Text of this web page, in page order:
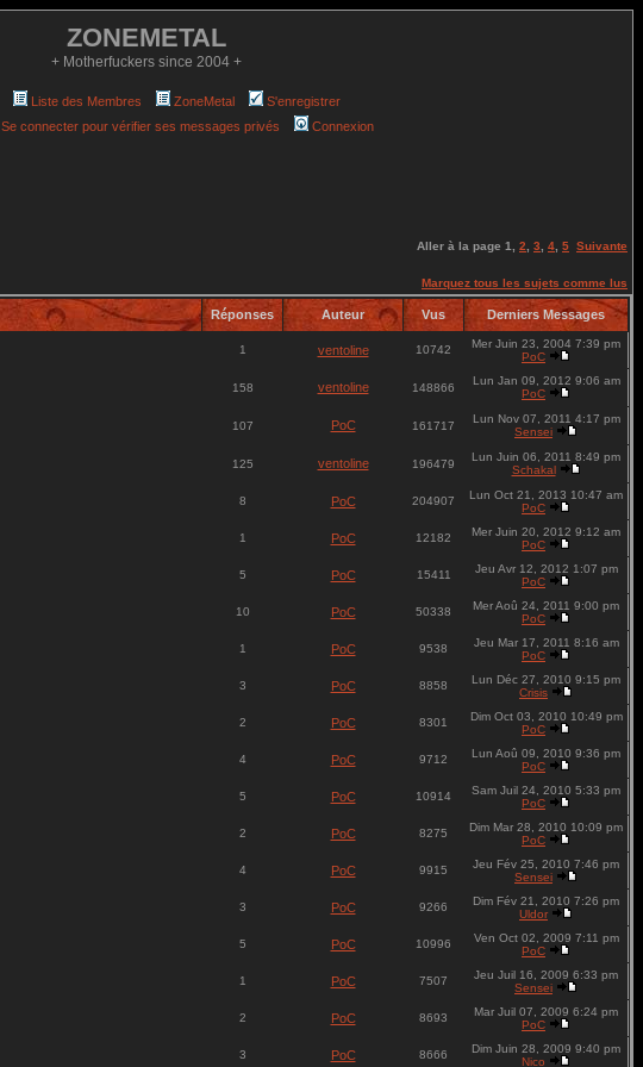
ZONEMETAL
+ Motherfuckers since 2004 +
Liste des Membres ZoneMetal
S'enregistrer
Se connecter pour vérifier ses messages privés Connexion
Aller à la page 1 2 3 4 5 Suivante
Marquez tous les sujets comme lus
Réponses Auteur Vus Derniers Messages
1 ventoline 10742
Mer Juin 23, 2004 7:39 pm
PoC
158 ventoline 148866
Lun Jan 09, 2012 9:06 am
PoC
107 PoC 161717
Lun Nov 07, 2011 4:17 pm
Sensei
125 ventoline 196479
Lun Juin 06, 2011 8:49 pm
Schakal
8 PoC 204907
Lun Oct 21, 2013 10:47 am
PoC
1 PoC 12182
Mer Juin 20, 2012 9:12 am
PoC
5 PoC 15411
Jeu Avr 12, 2012 1:07 pm
PoC
10 PoC 50338
Mer Aoû 24, 2011 9:00 pm
PoC
1 PoC 9538
Jeu Mar 17, 2011 8:16 am
PoC
3 PoC 8858
Lun Déc 27, 2010 9:15 pm
Crisis
2 PoC 8301
Dim Oct 03, 2010 10:49 pm
PoC
4 PoC 9712
Lun Aoû 09, 2010 9:36 pm
PoC
5 PoC 10914
Sam Juil 24, 2010 5:33 pm
PoC
2 PoC 8275
Dim Mar 28, 2010 10:09 pm
PoC
4 PoC 9915
Jeu Fév 25, 2010 7:46 pm
Sensei
3 PoC 9266
Dim Fév 21, 2010 7:26 pm
Uldor
5 PoC 10996
Ven Oct 02, 2009 7:11 pm
PoC
1 PoC 7507
Jeu Juil 16, 2009 6:33 pm
Sensei
2 PoC 8693
Mar Juil 07, 2009 6:24 pm
PoC
3 PoC 8666
Dim Juin 28, 2009 9:40 pm
Nico